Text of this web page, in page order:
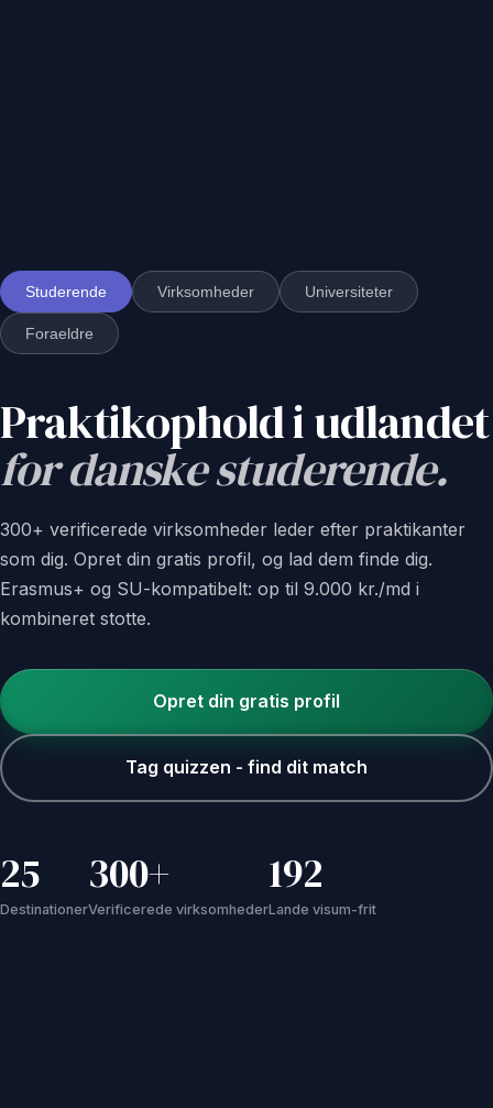
Studerende Virksomheder Universiteter
Foraeldre
Praktikophold i udlandet
for danske studerende.
300+ verificerede virksomheder leder efter praktikanter
som dig. Opret din gratis profil, og lad dem finde dig.
Erasmus+ og SU-kompatibelt: op til 9.000 kr./md i
kombineret stotte.
Opret din gratis profil
Tag quizzen - find dit match
25
Destinationer
300+
Verificerede virksomheder
192
Lande visum-frit